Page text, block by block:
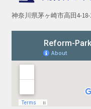
神奈川県茅ヶ崎市高田4-18-